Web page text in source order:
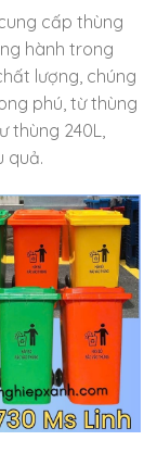
cấp thùng
hành trong
lượng, chúng
phú, từ thùng
thùng 240L,
quả.